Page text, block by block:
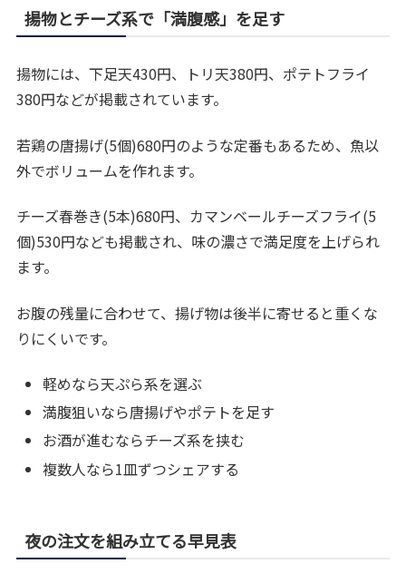
揚物とチーズ系で「満腹感」を足す
揚物には、下足天430円、トリ天380円、ポテトフライ
380円などが掲載されています。
若鶏の唐揚げ(5個)680円のような定番もあるため、魚以
外でボリュームを作れます。
チーズ春巻き(5本)680円、カマンベールチーズフライ(5
個)530円なども掲載され、味の濃さで満足度を上げられ
ます。
お腹の残量に合わせて、揚げ物は後半に寄せると重くな
りにくいです。
軽めなら天ぷら系を選ぶ
満腹狙いなら唐揚げやポテトを足す
お酒が進むならチーズ系を挟む
複数人なら1皿ずつシェアする
夜の注文を組み立てる早見表